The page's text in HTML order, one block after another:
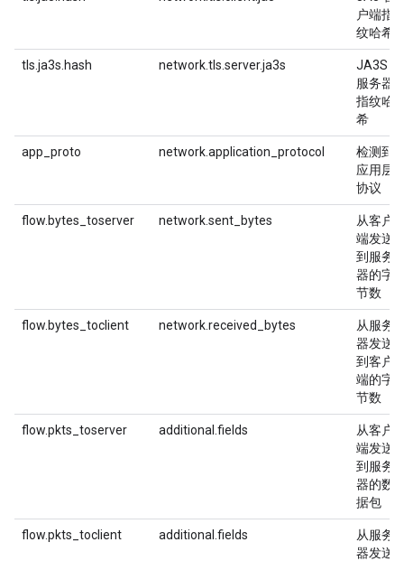
户端指
纹哈希
tls.ja3s.hash network.tls.server.ja3s
JA3S
服务器
指纹哈
希
app_proto network.application_protocol
检测到
应用层
协议
flow.bytes_toserver network.sent_bytes
从客户
端发送
到服务
器的字
节数
flow.bytes_toclient network.received_bytes
从服务
器发送
到客户
端的字
节数
flow.pkts_toserver additional.fields
从客户
端发送
到服务
器的数
据包
flow.pkts_toclient additional.fields
从服务
器发送